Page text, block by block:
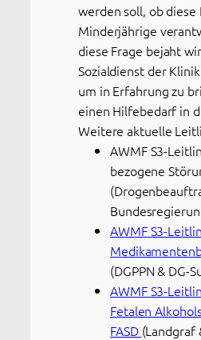
werden soll, ob diese
Minderjährige
diese Frage bejaht
Sozialdienst der
um in Erfahrung zu
einen Hilfebedarf in
Weitere aktuelle
AWMF S3-
bezogene
AWMF S3-
(DGPPN & DG-
AWMF S3-
Fetalen
FASD (Landgraf